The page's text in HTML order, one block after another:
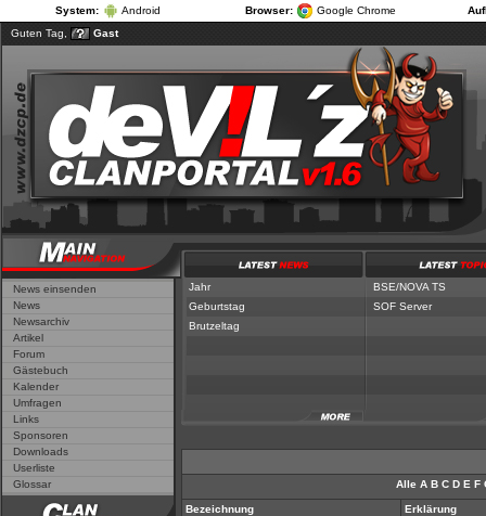
System: Android Browser: Google Chrome
Guten Tag,
Gast
Jahr|
News einsenden
News
Newsarchiv
Artikel
Forum
Gästebuch
Kalender
Umfragen
Links
Sponsoren
Downloads
Userliste
Glossar
Jahr
Geburtstag
Brutzeltag
BSE/NOVA TS
SOF Server
Alle A B C D E F
Bezeichnung Erklärung